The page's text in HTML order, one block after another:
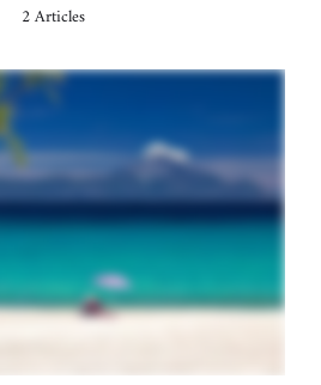
2 Articles